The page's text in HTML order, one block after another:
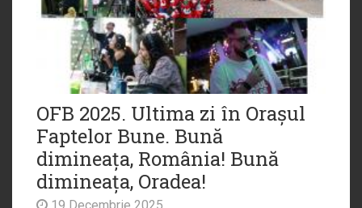
OFB 2025. Ultima zi în Orașul
Faptelor Bune. Bună
dimineața, România! Bună
dimineața, Oradea!